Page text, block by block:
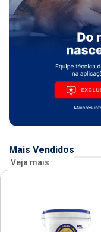
Mais Vendidos
Veja mais